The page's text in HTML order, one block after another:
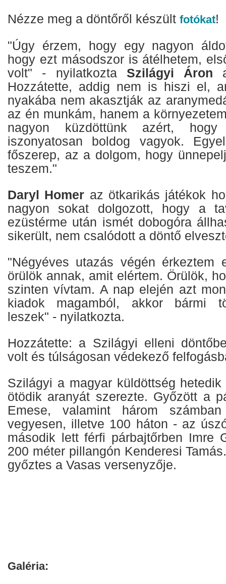
Nézze meg a döntőről készült fotókat!
"Úgy érzem, hogy egy nagyon
hogy ezt másodszor is átélhetem,
volt" - nyilatkozta Szilágyi Áron
Hozzátette, addig nem is hiszi el,
nyakába nem akasztják az
az én munkám, hanem a
nagyon küzdöttünk azért,
iszonyatosan boldog vagyok.
főszerep, az a dolgom, hogy
teszem."
Daryl Homer az ötkarikás játékok
nagyon sokat dolgozott, hogy a
ezüstérme után ismét dobogóra
sikerült, nem csalódott a döntő
"Négyéves utazás végén érkeztem
örülök annak, amit elértem. Örülök,
szinten vívtam. A nap elején azt
kiadok magamból, akkor bármi
leszek" - nyilatkozta.
Hozzátette: a Szilágyi elleni
volt és túlságosan védekező
Szilágyi a magyar küldöttség
ötödik aranyát szerezte. Győzött a
Emese, valamint három
vegyesen, illetve 100 háton - az
második lett férfi párbajtőrben Imre
200 méter pillangón Kenderesi
győztes a Vasas versenyzője.
Galéria: